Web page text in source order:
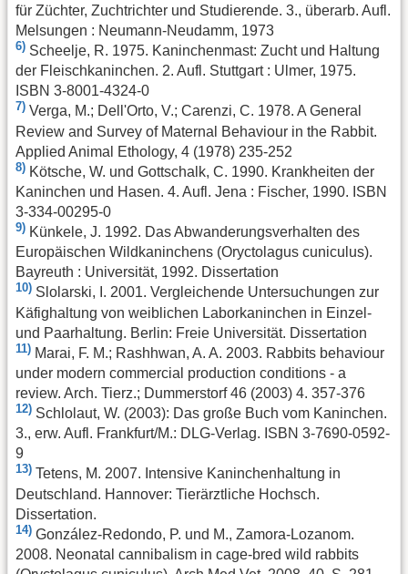
für Züchter, Zuchtrichter und Studierende. 3., überarb. Aufl.
Melsungen : Neumann-Neudamm, 1973
6) Scheelje, R. 1975. Kaninchenmast: Zucht und Haltung
der Fleischkaninchen. 2. Aufl. Stuttgart : Ulmer, 1975.
ISBN 3-8001-4324-0
7) Verga, M.; Dell'Orto, V.; Carenzi, C. 1978. A General
Review and Survey of Maternal Behaviour in the Rabbit.
Applied Animal Ethology, 4 (1978) 235-252
8) Kötsche, W. und Gottschalk, C. 1990. Krankheiten der
Kaninchen und Hasen. 4. Aufl. Jena : Fischer, 1990. ISBN
3-334-00295-0
9) Künkele, J. 1992. Das Abwanderungsverhalten des
Europäischen Wildkaninchens (Oryctolagus cuniculus).
Bayreuth : Universität, 1992. Dissertation
10) Slolarski, I. 2001. Vergleichende Untersuchungen zur
Käfighaltung von weiblichen Laborkaninchen in Einzel-
und Paarhaltung. Berlin: Freie Universität. Dissertation
11) Marai, F. M.; Rashhwan, A. A. 2003. Rabbits behaviour
under modern commercial production conditions - a
review. Arch. Tierz.; Dummerstorf 46 (2003) 4. 357-376
12) Schlolaut, W. (2003): Das große Buch vom Kaninchen.
3., erw. Aufl. Frankfurt/M.: DLG-Verlag. ISBN 3-7690-0592-
9
13) Tetens, M. 2007. Intensive Kaninchenhaltung in
Deutschland. Hannover: Tierärztliche Hochsch.
Dissertation.
14) González-Redondo, P. und M., Zamora-Lozanom.
2008. Neonatal cannibalism in cage-bred wild rabbits